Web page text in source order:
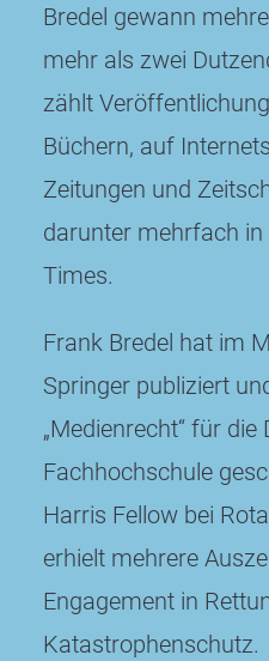
Bredel gewann
mehr als zwei
zählt
Büchern, auf
Zeitungen und
darunter mehrfach in
Times.
Frank Bredel hat im
Springer publiziert
„Medienrecht“ für die
Fachhochschule
Harris Fellow bei
erhielt mehrere
Engagement in
Katastrophenschutz.